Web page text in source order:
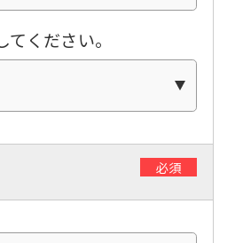
ください。
必須
translated
mechanically,
it
may
be
an